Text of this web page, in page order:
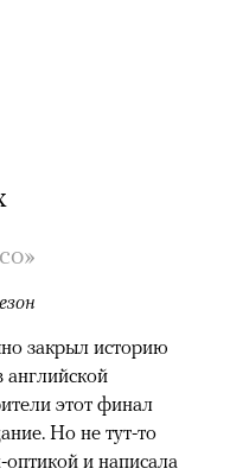
закрыл историю
английской
этот финал
Но не тут-то
и написала